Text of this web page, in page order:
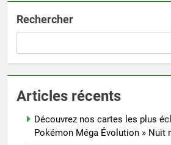
Rechercher
Articles récents
Découvrez nos cartes les plus
Pokémon Méga Évolution » Nuit